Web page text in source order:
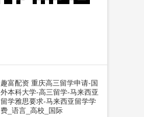
趣富配资 重庆高三留学申请-国
外本科大学-高三留学-马来西亚
留学雅思要求-马来西亚留学学
费_语言_高校_国际